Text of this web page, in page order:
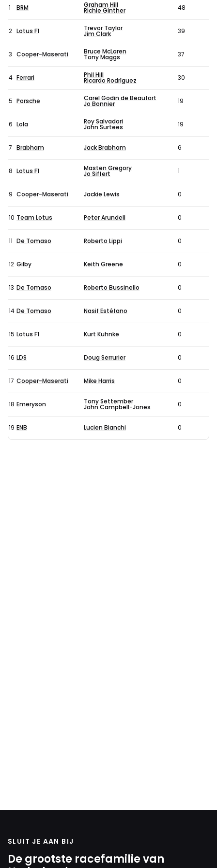
1 BRM Graham Hill
Richie Ginther 48
2 Lotus F1 Trevor Taylor
Jim Clark 39
3 Cooper-Maserati Bruce McLaren
Tony Maggs 37
4 Ferrari Phil Hill
Ricardo Rodríguez 30
5 Porsche Carel Godin de Beaufort
Jo Bonnier 19
6 Lola Roy Salvadori
John Surtees 19
7 Brabham Jack Brabham 6
8 Lotus F1 Masten Gregory
Jo Siffert 1
9 Cooper-Maserati Jackie Lewis 0
10 Team Lotus Peter Arundell 0
11 De Tomaso Roberto Lippi 0
12 Gilby Keith Greene 0
13 De Tomaso Roberto Bussinello 0
14 De Tomaso Nasif Estéfano 0
15 Lotus F1 Kurt Kuhnke 0
16 LDS Doug Serrurier 0
17 Cooper-Maserati Mike Harris 0
18 Emeryson Tony Settember
John Campbell-Jones 0
19 ENB Lucien Bianchi 0
SLUIT JE AAN BIJ
De grootste racefamilie van